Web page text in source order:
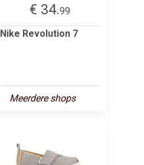
€ 34.99
Nike Revolution 7
Meerdere shops